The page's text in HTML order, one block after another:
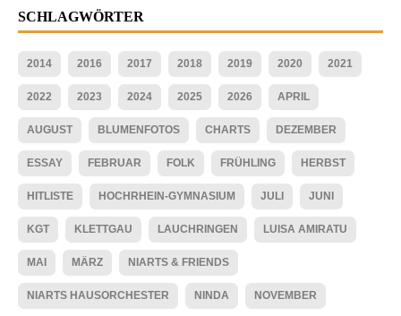
SCHLAGWÖRTER
2014 2016 2017 2018 2019 2020 2021
2022 2023 2024 2025 2026 APRIL
AUGUST BLUMENFOTOS CHARTS DEZEMBER
ESSAY FEBRUAR FOLK FRÜHLING HERBST
HITLISTE HOCHRHEIN-GYMNASIUM JULI JUNI
KGT KLETTGAU LAUCHRINGEN LUISA AMIRATU
MAI MÄRZ NIARTS & FRIENDS
NIARTS HAUSORCHESTER NINDA NOVEMBER